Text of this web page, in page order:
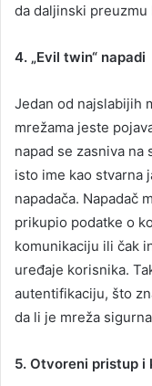
da daljinski
4. „Evil twin“ napadi
Jedan od najslabijih
mrežama jeste
napad se zasniva
isto ime kao stvarna
napadača. Napadač
prikupio podatke o
komunikaciju ili čak
uređaje korisnika.
autentifikaciju, što
da li je mreža
5. Otvoreni pristup